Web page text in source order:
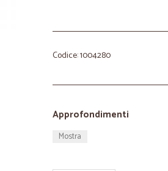
Codice: 1004280
Approfondimenti
Mostra